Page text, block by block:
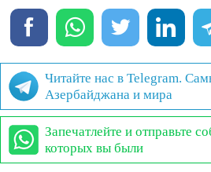
Читайте нас в Telegram.
Азербайджана и мира
Запечатлейте и отправьте
которых вы были